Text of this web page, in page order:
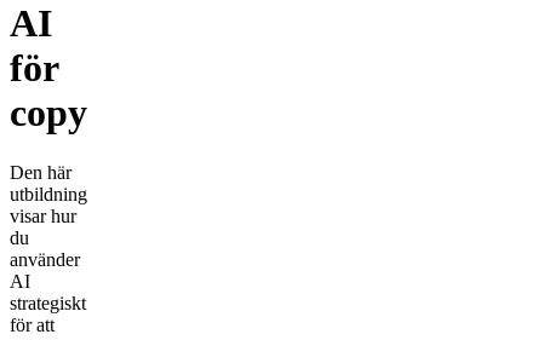
AI
för
copywriters
Den här
utbildningen
visar hur
du
använder
AI
strategiskt
för att